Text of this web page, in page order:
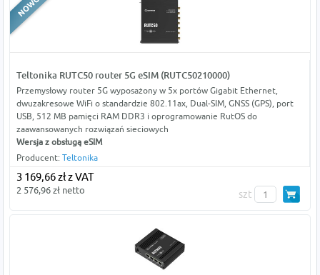
Teltonika RUTC50 router 5G eSIM (RUTC50210000)
Przemysłowy router 5G wyposażony w 5x portów Gigabit Ethernet,
dwuzakresowe WiFi o standardzie 802.11ax, Dual-SIM, GNSS (GPS), port
USB, 512 MB pamięci RAM DDR3 i oprogramowanie RutOS do
zaawansowanych rozwiązań sieciowych
Wersja z obsługą eSIM
Producent: Teltonika
3 169,66 zł z VAT
2 576,96 zł netto szt